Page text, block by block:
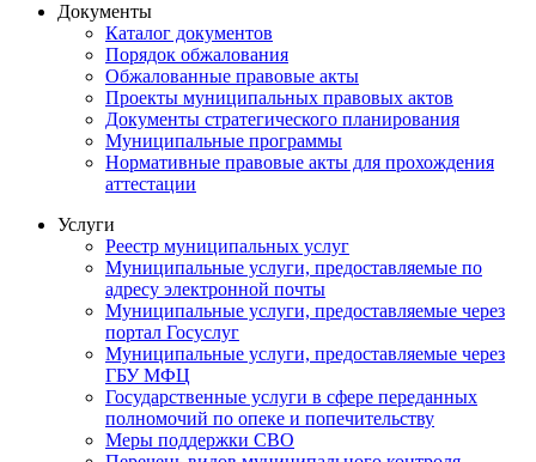
Документы
Каталог документов
Порядок обжалования
Обжалованные правовые акты
Проекты муниципальных правовых актов
Документы стратегического планирования
Муниципальные программы
Нормативные правовые акты для прохождения
аттестации
Услуги
Реестр муниципальных услуг
Муниципальные услуги, предоставляемые по
адресу электронной почты
Муниципальные услуги, предоставляемые через
портал Госуслуг
Муниципальные услуги, предоставляемые через
ГБУ МФЦ
Государственные услуги в сфере переданных
полномочий по опеке и попечительству
Меры поддержки СВО